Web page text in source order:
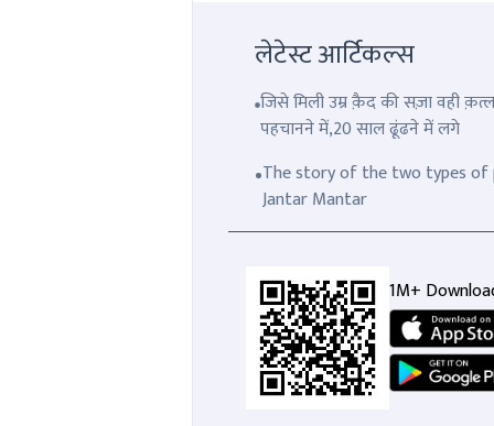
लेटेस्ट आर्टिकल्स
जिसे मिली उम्र क़ैद की सज़ा वही
पहचानने में,20 साल ढूंढने में लगे
The story of the two types of
Jantar Mantar
1M+